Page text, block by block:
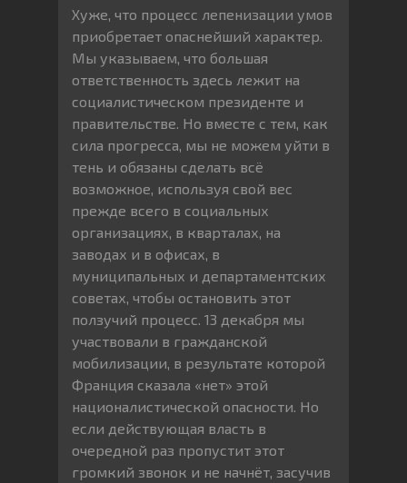
Хуже, что процесс лепенизации умов
приобретает опаснейший характер.
Мы указываем, что большая
ответственность здесь лежит на
социалистическом президенте и
правительстве. Но вместе с тем, как
сила прогресса, мы не можем уйти в
тень и обязаны сделать всё
возможное, используя свой вес
прежде всего в социальных
организациях, в кварталах, на
заводах и в офисах, в
муниципальных и департаментских
советах, чтобы остановить этот
ползучий процесс. 13 декабря мы
участвовали в гражданской
мобилизации, в результате которой
Франция сказала «нет» этой
националистической опасности. Но
если действующая власть в
очередной раз пропустит этот
громкий звонок и не начнёт, засучив